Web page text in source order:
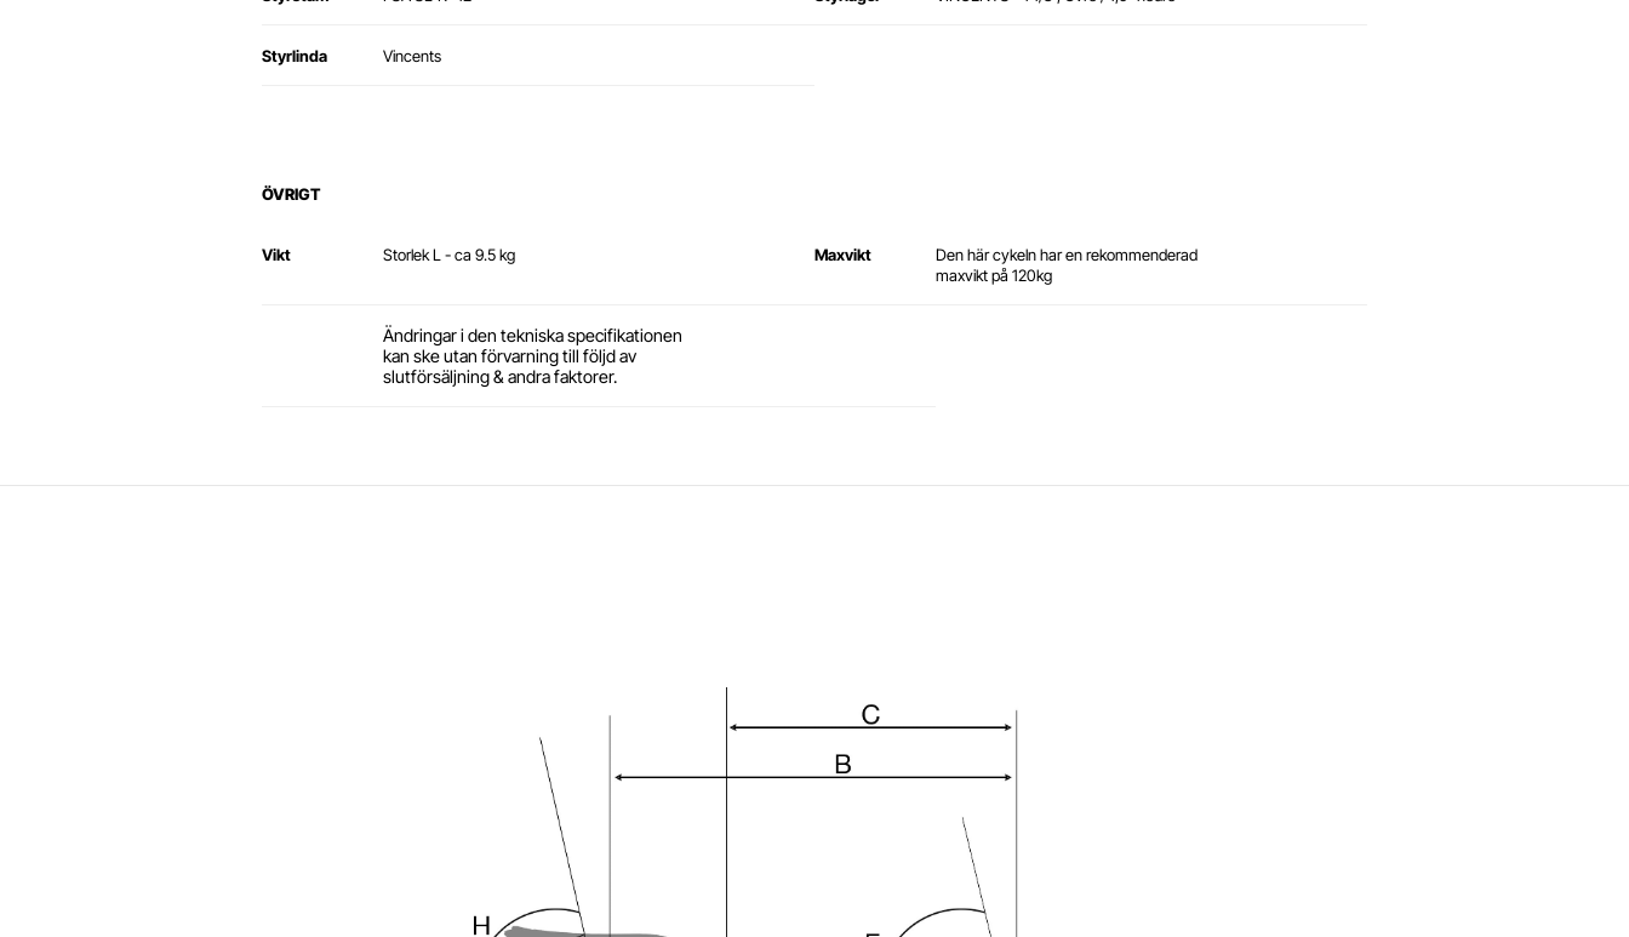
Styrlinda Vincents
ÖVRIGT
Vikt Storlek L - ca 9.5 kg Maxvikt
Den här cykeln har en rekommenderad
maxvikt på 120kg
Ändringar i den tekniska specifikationen
kan ske utan förvarning till följd av
slutförsäljning & andra faktorer.